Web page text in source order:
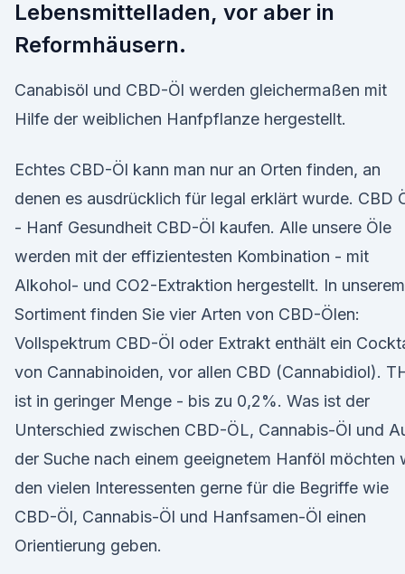
Lebensmittelladen, vor aber in
Reformhäusern.
Canabisöl und CBD-Öl werden gleichermaßen mit
Hilfe der weiblichen Hanfpflanze hergestellt.
Echtes CBD-Öl kann man nur an Orten finden, an
denen es ausdrücklich für legal erklärt wurde. CBD
- Hanf Gesundheit CBD-Öl kaufen. Alle unsere Öle
werden mit der effizientesten Kombination - mit
Alkohol- und CO2-Extraktion hergestellt. In unserem
Sortiment finden Sie vier Arten von CBD-Ölen:
Vollspektrum CBD-Öl oder Extrakt enthält ein
von Cannabinoiden, vor allen CBD (Cannabidiol).
ist in geringer Menge - bis zu 0,2%. Was ist der
Unterschied zwischen CBD-ÖL, Cannabis-Öl und
der Suche nach einem geeignetem Hanföl möchten
den vielen Interessenten gerne für die Begriffe wie
CBD-Öl, Cannabis-Öl und Hanfsamen-Öl einen
Orientierung geben.